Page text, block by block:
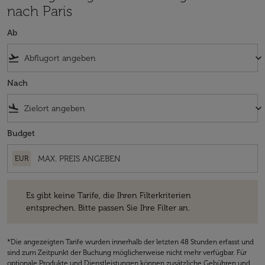
nach Paris
Ab
flight_takeoff keyboard_arrow_down
Nach
flight_land keyboard_arrow_down
Budget
EUR
Es gibt keine Tarife, die Ihren Filterkriterien
entsprechen. Bitte passen Sie Ihre Filter an.
*Die angezeigten Tarife wurden innerhalb der letzten 48 Stunden erfasst und
sind zum Zeitpunkt der Buchung möglicherweise nicht mehr verfügbar. Für
optionale Produkte und Dienstleistungen können zusätzliche Gebühren und